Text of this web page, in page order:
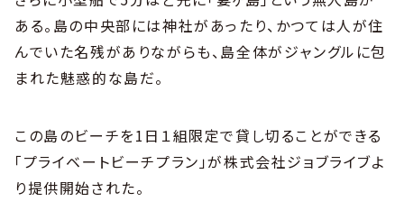
ある。島の中央部には神社があったり、かつては人が住
んでいた名残がありながらも、島全体がジャングルに包
まれた魅惑的な島だ。
この島のビーチを1日１組限定で貸し切ることができる
「プライベートビーチプラン」が株式会社ジョブライブよ
り提供開始された。